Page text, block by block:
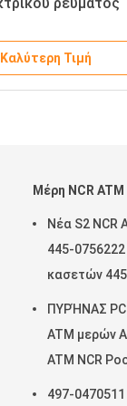
για το
Τιμή
Μέρη NCR ATM
Νέα S2 NCR
445-
κασετών
μηχανών 100%
ΠΥΡΉΝΑΣ PC
ATM μερών
ATM NCR
497-